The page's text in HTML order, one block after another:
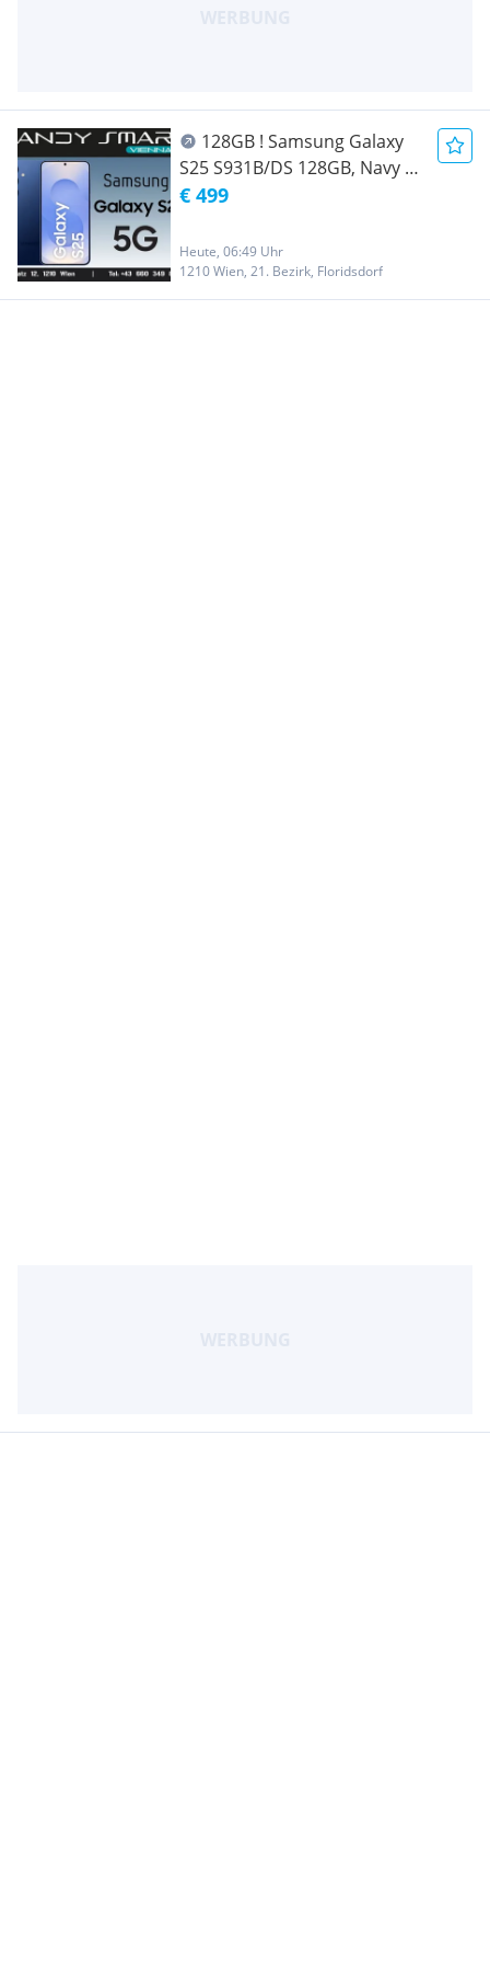
128GB ! Samsung Galaxy
S25 S931B/DS 128GB, Navy (
Dunkelblau )/ Nagelneu, Org.
Für Alle Simkarten/ Mit 24
Monate Hersteller Garantie/
Nur bei Handy Smart Vienna
€ 499
Heute, 06:49 Uhr
1210 Wien, 21. Bezirk, Floridsdorf